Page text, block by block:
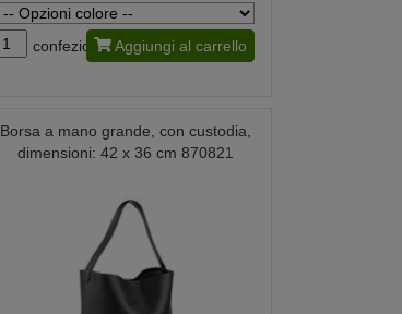
confezione Aggiungi al carrello
Borsa a mano grande, con custodia,
dimensioni: 42 x 36 cm 870821